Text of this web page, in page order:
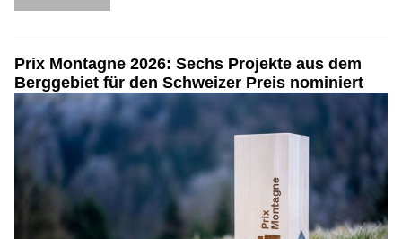
Prix Montagne 2026: Sechs Projekte aus dem
Berggebiet für den Schweizer Preis nominiert